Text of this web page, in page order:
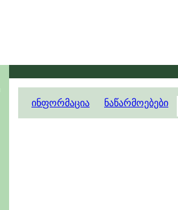
ინფორმაცია ნაწარმოებები